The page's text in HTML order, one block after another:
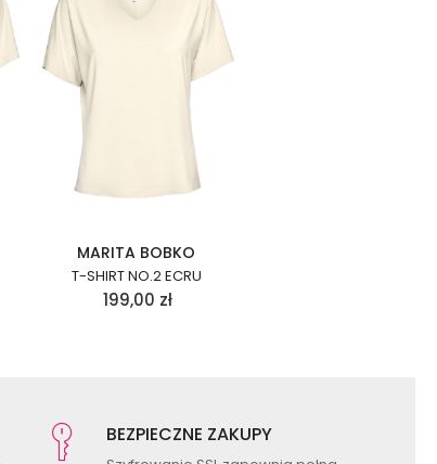
MARITA BOBKO
T-SHIRT NO.2 ECRU
199,00 zł
BEZPIECZNE ZAKUPY